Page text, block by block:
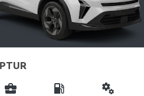
business_center local_gas_station miscellaneous_services